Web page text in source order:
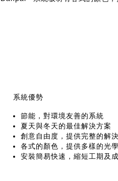
系統優勢
節能，對環境友善的系統
夏天與冬天的最佳解決方案
創意自由度，提供完整的解
各式的顏色，提供多樣的光
安裝簡易快速，縮短工期及